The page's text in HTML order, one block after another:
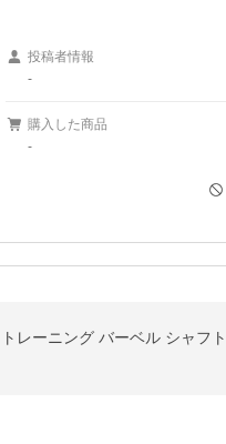
投稿者情報
-
購入した商品
-